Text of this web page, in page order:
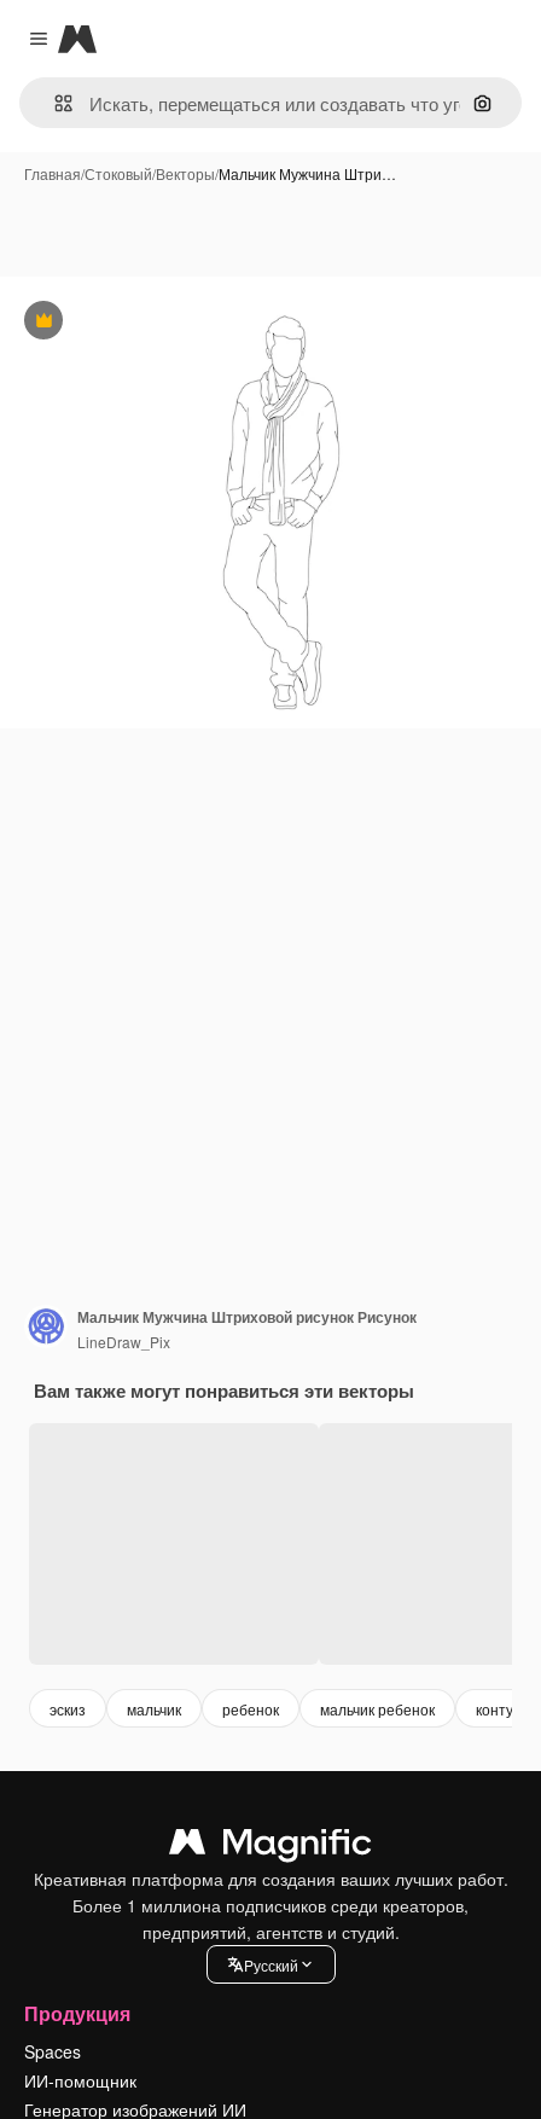
Close menu
Magnific
Поиск
Главная/Стоковый/Векторы/Мальчик Мужчина Штри…
Премиум
Мальчик Мужчина Штриховой рисунок Рисунок
LineDraw_Pix
Вам также могут понравиться эти векторы
эскиз мальчик ребенок мальчик ребенок контур
Креативная платформа для создания ваших лучших работ.
Более 1 миллиона подписчиков среди креаторов,
предприятий, агентств и студий.
Pусский
Продукция
Spaces
ИИ-помощник
Генератор изображений ИИ